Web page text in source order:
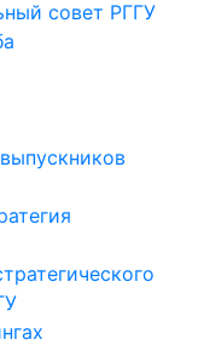
совет РГГУ